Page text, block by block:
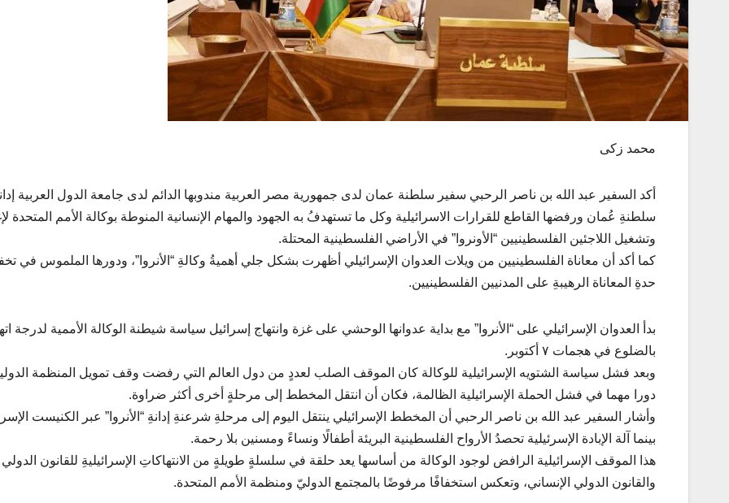
محمد زكى
أكد السفير عبد الله بن ناصر الرحبي سفير سلطنة عمان لدى جمهورية مصر العربية مندوبها الدائم لدى جامعة الدول العربية
سلطنةِ عُمان ورفضها القاطع للقرارات الاسرائيلية وكل ما تستهدفُ به الجهود والمهام الإنسانية المنوطة بوكالة الأمم المتحدة
وتشغيل اللاجئين الفلسطينيين “الأونروا” في الأراضي الفلسطينية المحتلة.
كما أكد أن معاناة الفلسطينيين من ويلات العدوان الإسرائيلي أظهرت بشكل جلي أهميةُ وكالةِ “الأنروا”، ودورها الملموس في
حدةِ المعاناة الرهيبةِ على المدنيين الفلسطينيين.
بدأ العدوان الإسرائيلي على “الأنروا” مع بداية عدوانها الوحشي على غزة وانتهاج إسرائيل سياسة شيطنة الوكالة الأممية لدرجة
بالضلوع في هجمات ٧ أكتوبر.
وبعد فشل سياسة الشتويه الإسرائيلية للوكالة كان الموقف الصلب لعددٍ من دول العالم التي رفضت وقف تمويل المنظمة
دورا مهما في فشل الحملة الإسرائيلية الظالمة، فكان أن انتقل المخطط إلى مرحلةٍ أخرى أكثر ضراوة.
وأشار السفير عبد الله بن ناصر الرحبي أن المخطط الإسرائيلي ينتقل اليوم إلى مرحلةِ شرعنةِ إدانةِ “الأنروا” عبر الكنيست
بينما آلة الإبادة الإسرئيلية تحصدُ الأرواح الفلسطينية البريئة أطفالًا ونساءً ومسنين بلا رحمة.
هذا الموقف الإسرائيلية الرافض لوجود الوكالة من أساسها يعد حلقة في سلسلةٍ طويلةٍ من الانتهاكاتِ الإسرائيليةِ للقانون الدولي
والقانون الدولي الإنساني، وتعكس استخفافًا مرفوضًا بالمجتمع الدوليّ ومنظمة الأمم المتحدة.